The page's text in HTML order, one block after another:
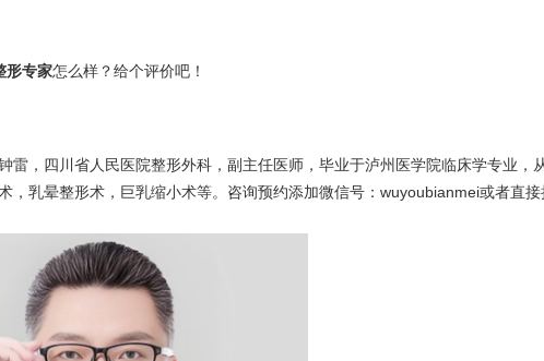
形专家怎么样？给个评价吧！
，四川省人民医院整形外科，副主任医师，毕业于泸州医学院临床学专业，
乳晕整形术，巨乳缩小术等。咨询预约添加微信号：wuyoubianmei或者直